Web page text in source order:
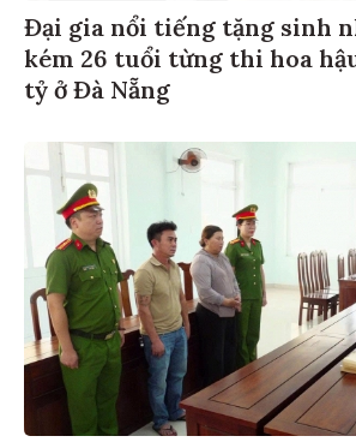
Đại gia nổi tiếng tặng sinh
kém 26 tuổi từng thi hoa
tỷ ở Đà Nẵng